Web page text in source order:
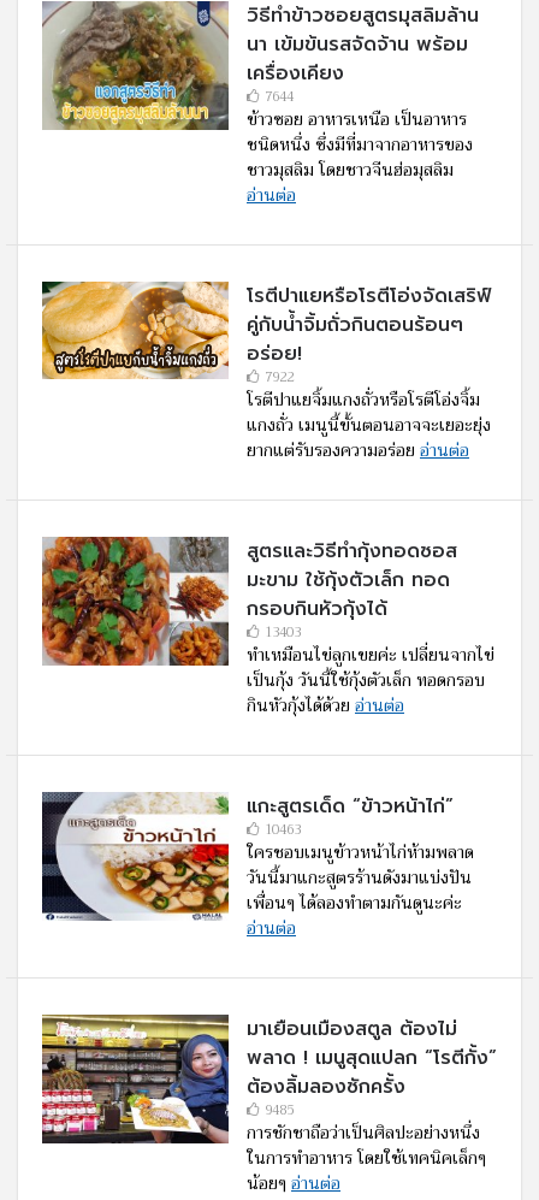
วิธีทำข้าวซอยสูตรมุสลิมล้าน
นา เข้มข้นรสจัดจ้าน พร้อม
เครื่องเคียง
7644
ข้าวซอย อาหารเหนือ เป็นอาหาร
ชนิดหนึ่ง ซึ่งมีที่มาจากอาหารของ
ชาวมุสลิม โดยชาวจีนฮ่อมุสลิม
อ่านต่อ
โรตีปาแยหรือโรตีโอ่งจัดเสริฟ์
คู่กับนํ้าจิ้มถั่วกินตอนร้อนๆ
อร่อย!
7922
โรตีปาแยจิ้มแกงถั่วหรือโรตีโอ่งจิ้ม
แกงถั่ว เมนูนี้ขั้นตอนอาจจะเยอะยุ่ง
ยากแต่รับรองความอร่อย อ่านต่อ
สูตรและวิธีทำกุ้งทอดซอส
มะขาม ใช้กุ้งตัวเล็ก ทอด
กรอบกินหัวกุ้งได้
13403
ทำเหมือนไข่ลูกเขยค่ะ เปลี่ยนจากไข่
เป็นกุ้ง วันนี้ใช้กุ้งตัวเล็ก ทอดกรอบ
กินหัวกุ้งได้ด้วย อ่านต่อ
แกะสูตรเด็ด “ข้าวหน้าไก่”
10463
ใครชอบเมนูข้าวหน้าไก่ห้ามพลาด
วันนี้มาแกะสูตรร้านดังมาแบ่งปัน
เพื่อนๆ ได้ลองทำตามกันดูนะค่ะ
อ่านต่อ
มาเยือนเมืองสตูล ต้องไม่
พลาด ! เมนูสุดแปลก “โรตีกั้ง”
ต้องลิ้มลองซักครั้ง
9485
การชักชาถือว่าเป็นศิลปะอย่างหนึ่ง
ในการทำอาหาร โดยใช้เทคนิคเล็กๆ
น้อยๆ อ่านต่อ